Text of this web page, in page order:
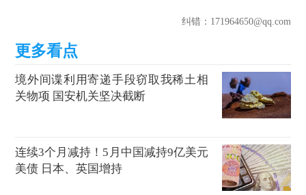
纠错：171964650@qq.com
境外间谍利用寄递手段窃取我稀土相
关物项 国安机关坚决截断
连续3个月减持！5月中国减持9亿美元
美债 日本、英国增持